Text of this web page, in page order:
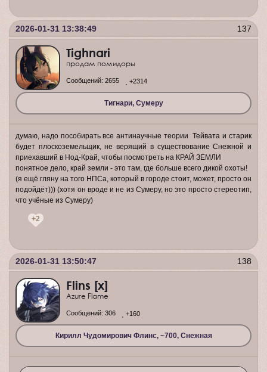
137
2026-01-31 13:38:49
Tighnari
продам помидоры
Тигнари, Сумеру
Сообщений: 2655 +2314
думаю, надо пособирать все антинаучные теории Тейвата и старик
будет плоскоземельщик, не верящий в существование Снежной и
приехавший в Нод-Край, чтобы посмотреть на КРАЙ ЗЕМЛИ
понятное дело, край земли - это там, где больше всего дикой охоты!
(я ещё гляну на того НПСа, который в городе стоит, может, просто он
подойдёт))) (хотя он вроде и не из Сумеру, но это просто стереотип,
что учёные из Сумеру)
+2
138
2026-01-31 13:50:47
Flins [x]
Azure Flame
Кирилл Чудомирович Флинс, ~700, Снежная
Сообщений: 306 +160